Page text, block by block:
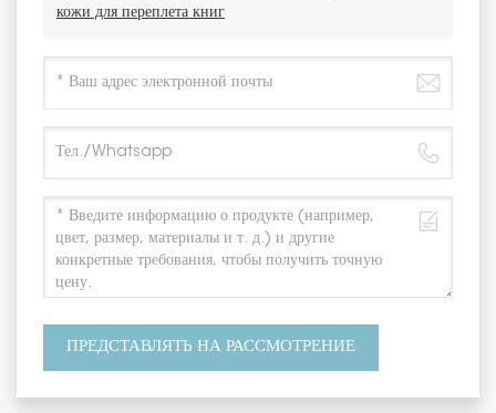
кожи для переплета книг
ПРЕДСТАВЛЯТЬ НА РАССМОТРЕНИЕ